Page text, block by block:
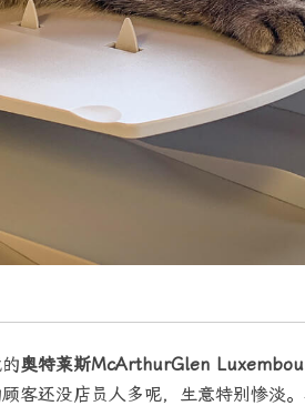
奥特莱斯McArthurGlen
客还没店员人多呢，生意特别惨淡